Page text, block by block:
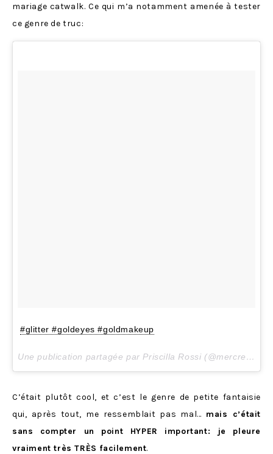
mariage catwalk. Ce qui m’a notamment amenée à tester
ce genre de truc:
#glitter #goldeyes #goldmakeup
Une publication partagée par Priscilla Rossi (@mercredieblog) le
C’était plutôt cool, et c’est le genre de petite fantaisie
qui, après tout, me ressemblait pas mal… mais c’était
sans compter un point HYPER important: je pleure
vraiment très TRÈS facilement.